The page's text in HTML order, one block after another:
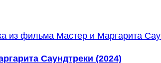
Саундтреки (2024)